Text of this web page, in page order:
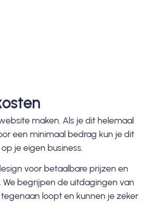
maken. Als je dit helemaal
een minimaal bedrag kun je dit
je eigen business.
voor betaalbare prijzen en
begrijpen de uitdagingen van
loopt en kunnen je zeker